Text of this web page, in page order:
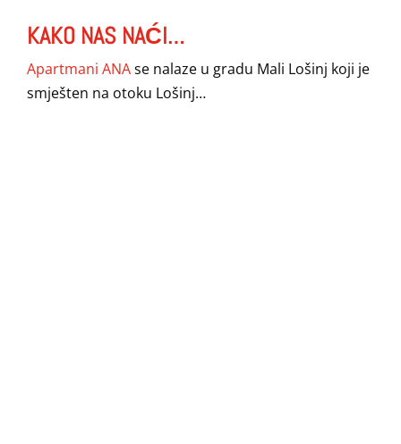
KAKO NAS NAĆI…
Apartmani ANAse nalaze u gradu Mali Lošinj koji je
smješten na otoku Lošinj…